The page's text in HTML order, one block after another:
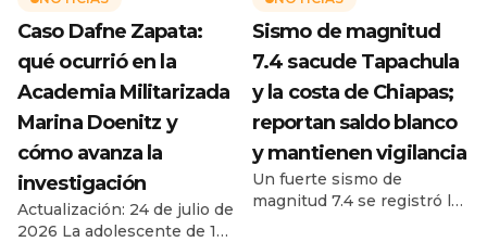
Caso Dafne Zapata:
qué ocurrió en la
Academia Militarizada
Marina Doenitz y
cómo avanza la
investigación
Actualización: 24 de julio de
2026 La adolescente de 13
Sismo de magnitud
7.4 sacude Tapachula
y la costa de Chiapas;
reportan saldo blanco
y mantienen vigilancia
Un fuerte sismo de
magnitud 7.4 se registró la